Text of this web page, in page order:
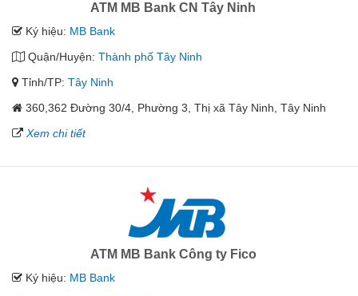
ATM MB Bank CN Tây Ninh
Ký hiệu: MB Bank
Quận/Huyện: Thành phố Tây Ninh
Tỉnh/TP: Tây Ninh
360,362 Đường 30/4, Phường 3, Thị xã Tây Ninh, Tây Ninh
Xem chi tiết
ATM MB Bank Công ty Fico
Ký hiệu: MB Bank